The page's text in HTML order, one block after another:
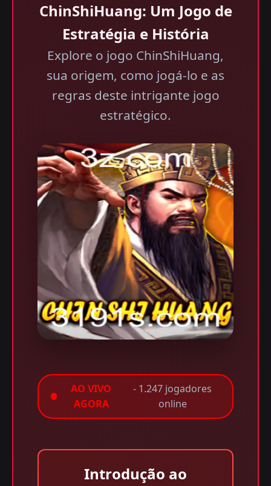
ChinShiHuang: Um Jogo de
Estratégia e História
Explore o jogo ChinShiHuang,
sua origem, como jogá-lo e as
regras deste intrigante jogo
estratégico.
AO VIVO
AGORA
- 1.247 jogadores
online
Introdução ao